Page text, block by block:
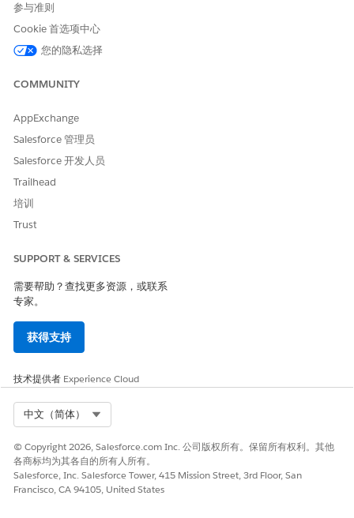
参与准则
Cookie 首选项中心
您的隐私选择
COMMUNITY
AppExchange
Salesforce 管理员
Salesforce 开发人员
Trailhead
培训
Trust
SUPPORT & SERVICES
需要帮助？查找更多资源，或联系
专家。
获得支持
技术提供者 Experience Cloud
中文（简体）
© Copyright 2026, Salesforce.com Inc. 公司版权所有。保留所有权利。其他
各商标均为其各自的所有人所有。
Salesforce, Inc. Salesforce Tower, 415 Mission Street, 3rd Floor, San
Francisco, CA 94105, United States